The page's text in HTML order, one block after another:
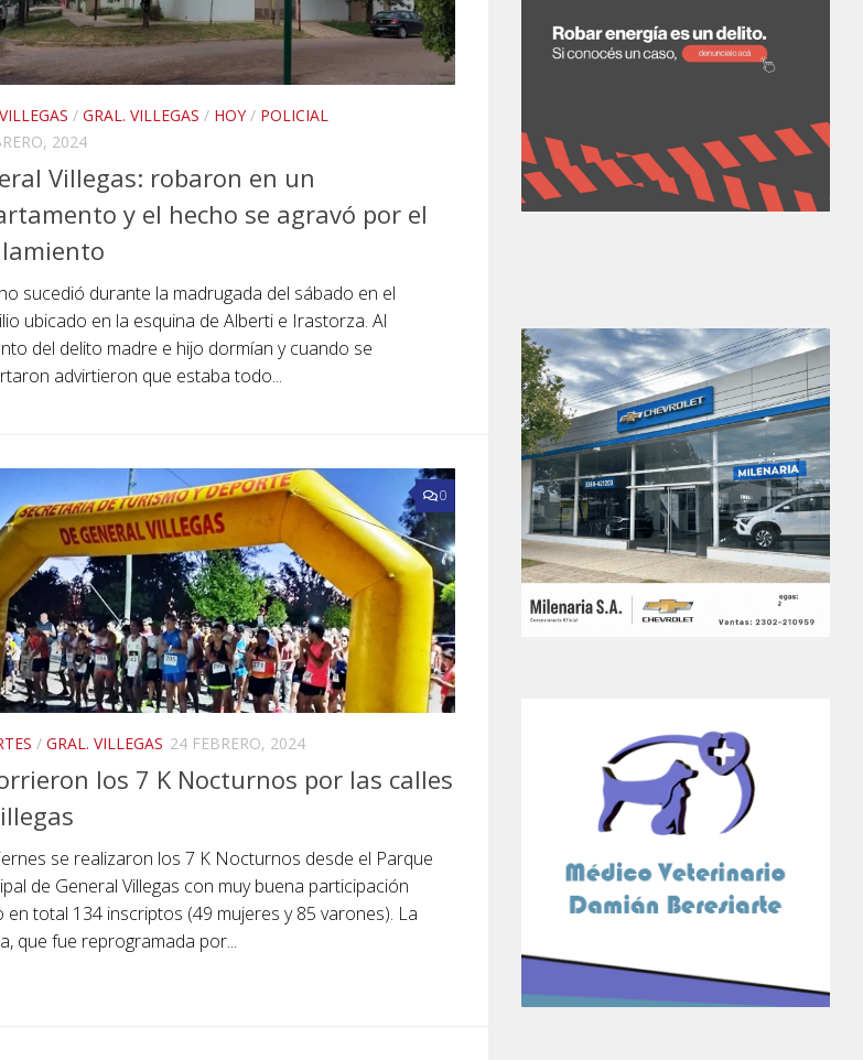
/ GRAL. VILLEGAS / HOY / POLICIAL
2024
Villegas: robaron en un
y el hecho se agravó por el
sucedió durante la madrugada del sábado en el
ubicado en la esquina de Alberti e Irastorza. Al
del delito madre e hijo dormían y cuando se
advirtieron que estaba todo...
0
/ GRAL. VILLEGAS 24 FEBRERO, 2024
los 7 K Nocturnos por las calles
se realizaron los 7 K Nocturnos desde el Parque
de General Villegas con muy buena participación
en total 134 inscriptos (49 mujeres y 85 varones). La
que fue reprogramada por...